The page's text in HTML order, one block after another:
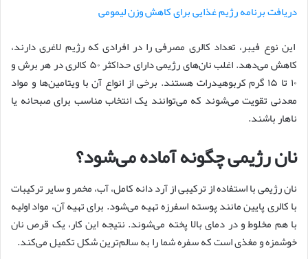
دریافت برنامه رژیم غذایی برای کاهش وزن لیمومی
این نوع فیبر، تعداد کالری مصرفی را در افرادی که رژیم لاغری دارند،
کاهش می‌دهد. اغلب نان‌های رژیمی دارای حداکثر ۵۰ کالری در هر برش و
۱۰ تا ۱۵ گرم کربوهیدرات هستند. برخی از انواع آن با ویتامین‌ها و مواد
معدنی تقویت می‌شوند که می‌توانند یک انتخاب مناسب برای صبحانه یا
ناهار باشند.
نان رژیمی چگونه آماده می‌شود؟
نان رژیمی با استفاده از ترکیبی از آرد دانه کامل، آب، مخمر و سایر ترکیبات
با کالری پایین مانند پوسته اسفرزه تهیه می‌شود. برای تهیه آن، مواد اولیه
با هم مخلوط و در دمای بالا پخته می‌شوند. نتیجه این کار، یک قرص نان
خوشمزه و مغذی است که سفره شما را به سالم‌ترین شکل تکمیل می‌کند.